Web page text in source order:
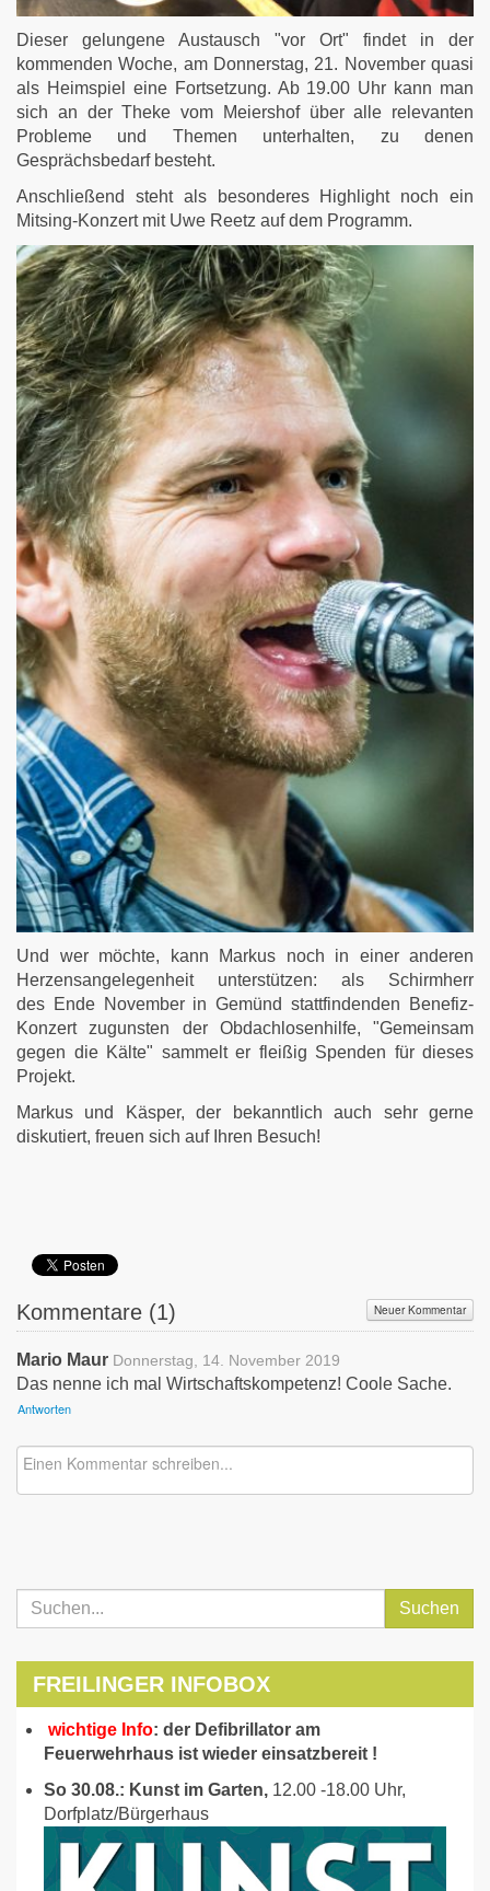
Dieser gelungene Austausch "vor Ort" findet in der
kommenden Woche, am Donnerstag, 21. November quasi
als Heimspiel eine Fortsetzung. Ab 19.00 Uhr kann man
sich an der Theke vom Meiershof über alle relevanten
Probleme und Themen unterhalten, zu denen
Gesprächsbedarf besteht.
Anschließend steht als besonderes Highlight noch ein
Mitsing-Konzert mit Uwe Reetz auf dem Programm.
Und wer möchte, kann Markus noch in einer anderen
Herzensangelegenheit unterstützen: als Schirmherr
des Ende November in Gemünd stattfindenden Benefiz-
Konzert zugunsten der Obdachlosenhilfe, "Gemeinsam
gegen die Kälte" sammelt er fleißig Spenden für dieses
Projekt.
Markus und Käsper, der bekanntlich auch sehr gerne
diskutiert, freuen sich auf Ihren Besuch!
Kommentare (1) Neuer Kommentar
Mario Maur Donnerstag, 14. November 2019
Das nenne ich mal Wirtschaftskompetenz! Coole Sache.
Antworten
Suchen
FREILINGER INFOBOX
wichtige Info: der Defibrillator am
Feuerwehrhaus ist wieder einsatzbereit !
So 30.08.: Kunst im Garten, 12.00 -18.00 Uhr,
Dorfplatz/Bürgerhaus